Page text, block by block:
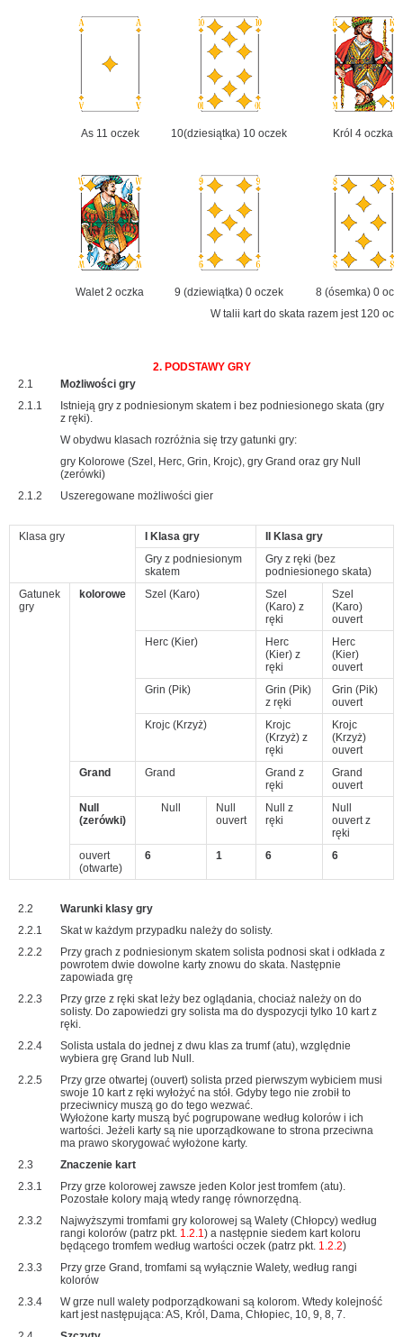
As 11 oczek 10(dziesiątka) 10 oczek Król 4 oczka
Walet 2 oczka 9 (dziewiątka) 0 oczek
8 (ósemka) 0
W talii kart do skata razem jest 120
2. PODSTAWY GRY
2.1
Możliwości gry
2.1.1
Istnieją gry z podniesionym skatem i bez podniesionego skata (gry
z ręki).
W obydwu klasach rozróżnia się trzy gatunki gry:
gry Kolorowe (Szel, Herc, Grin, Krojc), gry Grand oraz gry Null
(zerówki)
2.1.2
Uszeregowane możliwości gier
Klasa gry I Klasa gry
II Klasa gry
Gry z podniesionym
skatem
Gry z ręki (bez
podniesionego skata)
Gatunek
gry
kolorowe Szel (Karo)
Szel
(Karo) z
ręki
Szel
(Karo)
ouvert
Herc (Kier)
Herc
(Kier) z
ręki
Herc
(Kier)
ouvert
Grin (Pik)
Grin (Pik)
z ręki
Grin (Pik)
ouvert
Krojc (Krzyż)
Krojc
(Krzyż) z
ręki
Krojc
(Krzyż)
ouvert
Grand
Grand
Grand z
ręki
Grand
ouvert
Null
(zerówki)
Null
Null
ouvert
Null z
ręki
Null
ouvert z
ręki
ouvert
(otwarte)
6 1 6 6
2.2
Warunki klasy gry
2.2.1
Skat w każdym przypadku należy do solisty.
2.2.2
Przy grach z podniesionym skatem solista podnosi skat i odkłada z
powrotem dwie dowolne karty znowu do skata. Następnie
zapowiada grę
2.2.3
Przy grze z ręki skat leży bez oglądania, chociaż należy on do
solisty. Do zapowiedzi gry solista ma do dyspozycji tylko 10 kart z
ręki.
2.2.4
Solista ustala do jednej z dwu klas za trumf (atu), względnie
wybiera grę Grand lub Null.
2.2.5
Przy grze otwartej (ouvert) solista przed pierwszym wybiciem musi
swoje 10 kart z ręki wyłożyć na stół. Gdyby tego nie zrobił to
przeciwnicy muszą go do tego wezwać.
Wyłożone karty muszą być pogrupowane według kolorów i ich
wartości. Jeżeli karty są nie uporządkowane to strona przeciwna
ma prawo skorygować wyłożone karty.
2.3
Znaczenie kart
2.3.1
Przy grze kolorowej zawsze jeden Kolor jest tromfem (atu).
Pozostałe kolory mają wtedy rangę równorzędną.
2.3.2
Najwyższymi tromfami gry kolorowej są Walety (Chłopcy) według
rangi kolorów (patrz pkt. 1.2.1) a następnie siedem kart koloru
będącego tromfem według wartości oczek (patrz pkt. 1.2.2)
2.3.3
Przy grze Grand, tromfami są wyłącznie Walety, według rangi
kolorów
2.3.4
W grze null walety podporządkowani są kolorom. Wtedy kolejność
kart jest następująca: AS, Król, Dama, Chłopiec, 10, 9, 8, 7.